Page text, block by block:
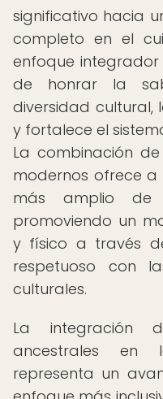
significativo hacia
completo en el
enfoque
de honrar la
diversidad cultural,
y fortalece el
La combinación
modernos ofrece
más amplio de
promoviendo un
y físico a través
respetuoso con
culturales.
La integración
ancestrales en
representa un